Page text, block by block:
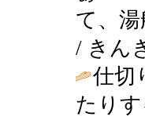
て、
/ きん
仕切
たり